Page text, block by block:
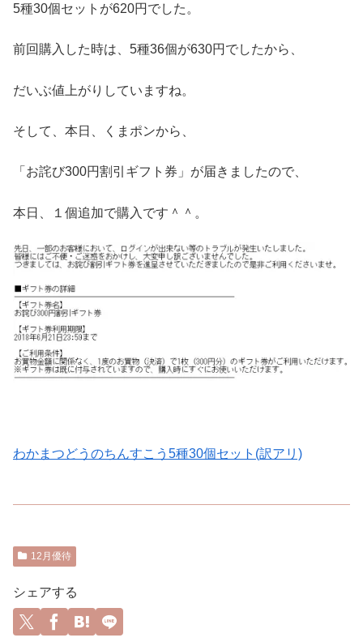
5種30個セットが620円でした。
前回購入した時は、5種36個が630円でしたから、
だいぶ値上がりしていますね。
そして、本日、くまポンから、
「お詫び300円割引ギフト券」が届きましたので、
本日、１個追加で購入です＾＾。
わかまつどうのちんすこう5種30個セット(訳アリ)
12月優待
シェアする